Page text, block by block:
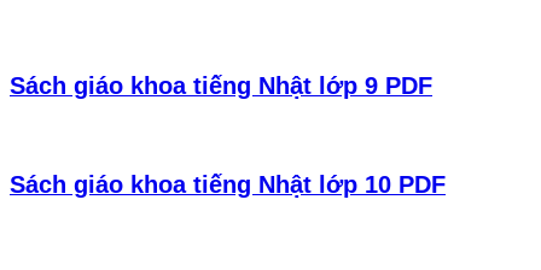
Sách giáo khoa tiếng Nhật lớp 9 PDF
Sách giáo khoa tiếng Nhật lớp 10 PDF